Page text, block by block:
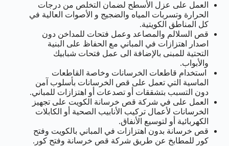
العمل على عزل الأسطح لضمان التخلص من درجات
الحرارة وتسربات المياه والضجيج و الأصوات العالية في
كل المناطق الكويتية.
قص السلالم والمصاعد وعمل فتحات للمداخن دون
اصدار اهتزازات في المباني مع الحفاظ على البنية
التحتية للمبنى بالإضافة الى عمل فتحات شبابيك
والأبواب.
استخدام قاطعات الخرسانات وخاصة القاطعات
الماسية التي تعمل على قص الخرسانات بأسلوب آمن
دون التسبب بتشققات أو تصدعات أو اهتزازات للمباني.
العمل على في شركة قص خرسانة الكويت على تجهيز
الخرسانات لأعمال تركيب الأنابيب الصحية أو الكابلات
الكهربائية أو لتوسيع الأنفاق.
قص خرسانة بدون اهتزازات في المباني بالكويت وفتح
كور للمطابخ عن طريق شركة قص خرسانة وفتح كور.